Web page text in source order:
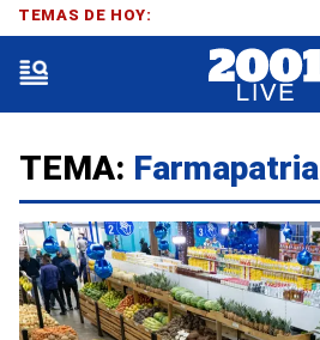
TEMA: Farmapatria
TEMAS DE HOY: